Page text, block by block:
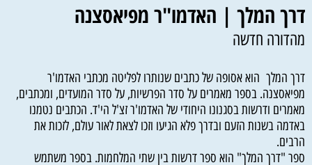
דרך המלך | האדמו"ר מפיאסצנה
מהדורה חדשה
דרך המלך הוא אסופה של כתבים שנותרו לפליטה מכתבי האדמו'ר
מפיאסצנה. בספר מאמרים על סדר הפרשיות, על סדר המועדים, ומכתבים,
מאמרים ודרשות בסגנונו היחודי של האדמו'ר זצ'ל הי'ד. הכתבים נטמנו
באדמה בשנות הזעם ובדרך פלא הגיעו וזכו לצאת לאור עולם, לזכות את
הרבים.
ספר "דרך המלך" הוא ספר דרשות בין שתי המלחמות. בספר משתמש